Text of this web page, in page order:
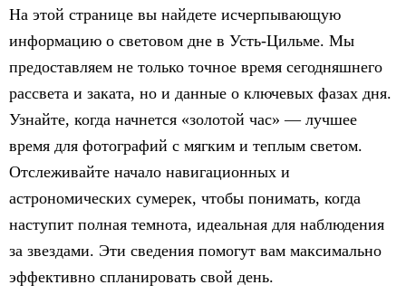
На этой странице вы найдете исчерпывающую
информацию о световом дне в Усть-Цильме. Мы
предоставляем не только точное время сегодняшнего
рассвета и заката, но и данные о ключевых фазах дня.
Узнайте, когда начнется «золотой час» — лучшее
время для фотографий с мягким и теплым светом.
Отслеживайте начало навигационных и
астрономических сумерек, чтобы понимать, когда
наступит полная темнота, идеальная для наблюдения
за звездами. Эти сведения помогут вам максимально
эффективно спланировать свой день.